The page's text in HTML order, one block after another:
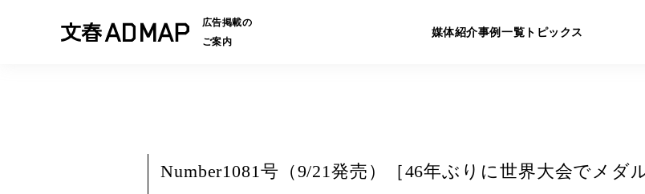
広告掲載の
ご案内
媒体紹介事例一覧 トピックス
Number1081号（9/21発売）［46年ぶりに世界大会でメダ